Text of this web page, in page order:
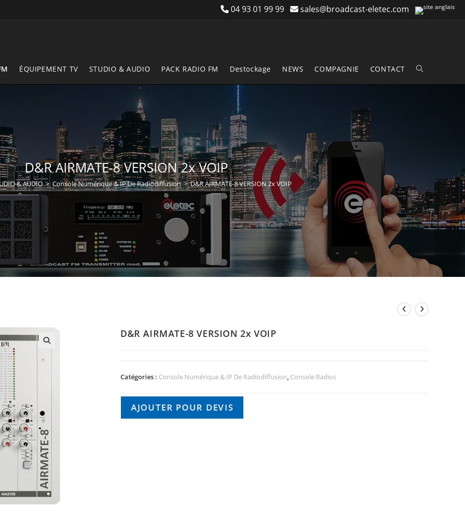
04 93 01 99 99 sales@broadcast-eletec.com
ÉQUIPEMENT TV STUDIO & AUDIO PACK RADIO FM Destockage NEWS COMPAGNIE CONTACT Toggle
D&R AIRMATE-8 VERSION 2x VOIP
& AUDIO > Console Numérique & IP De Radiodiffusion > D&R AIRMATE-8 VERSION 2x VOIP
D&R AIRMATE-8 VERSION 2x VOIP
Catégories : Console Numérique & IP De Radiodiffusion, Console Radios
AJOUTER POUR DEVIS